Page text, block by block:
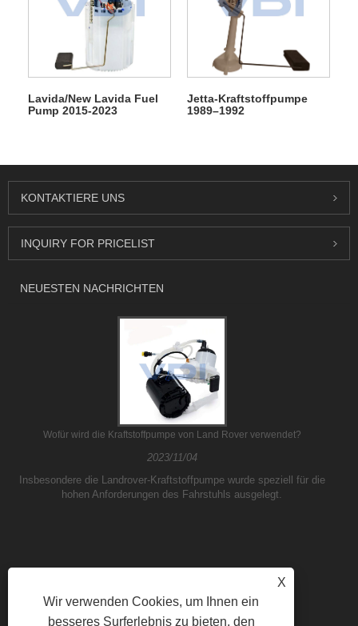
Lavida/New Lavida Fuel
Pump 2015-2023
Jetta-Kraftstoffpumpe
1989–1992
KONTAKTIERE UNS
INQUIRY FOR PRICELIST
NEUESTEN NACHRICHTEN
Wofür wird die Kraftstoffpumpe von Land Rover verwendet?
2023/11/04
Insbesondere die Landrover-Kraftstoffpumpe wurde speziell für die
hohen Anforderungen des Fahrstuhls ausgelegt.
X
Wir verwenden Cookies, um Ihnen ein
besseres Surferlebnis zu bieten, den